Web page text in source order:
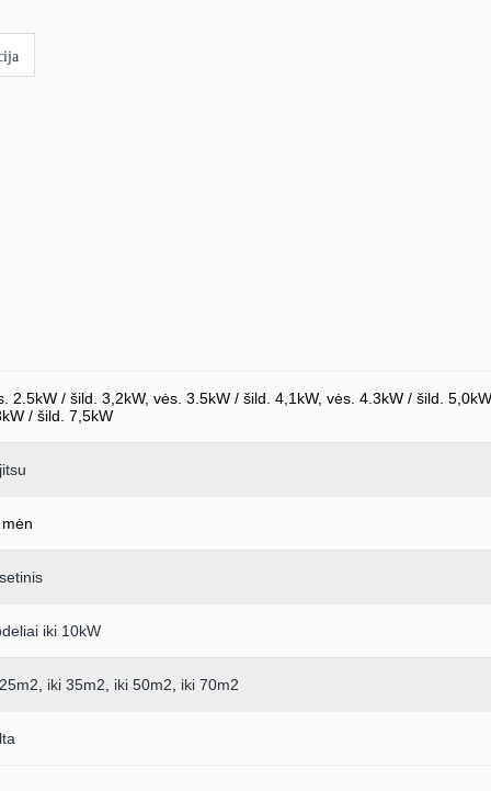
2.5kW / šild. 3,2kW, vės. 3.5kW / šild. 4,1kW, vės. 4.3kW / šild.
/ šild. 7,5kW
iki 10kW
, iki 35m2, iki 50m2, iki 70m2